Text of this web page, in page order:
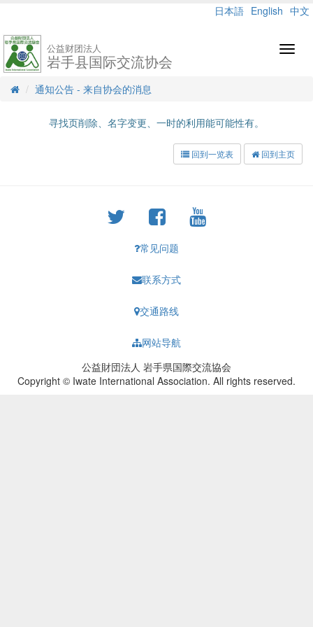
日本語 English 中文
公益财团法人
岩手县国际交流协会
通知公告 - 来自协会的消息
寻找页削除、名字变更、一时的利用能可能性有。
回到一览表 回到主页
常见问题
联系方式
交通路线
网站导航
公益財団法人 岩手県国際交流協会
Copyright © Iwate International Association. All rights reserved.